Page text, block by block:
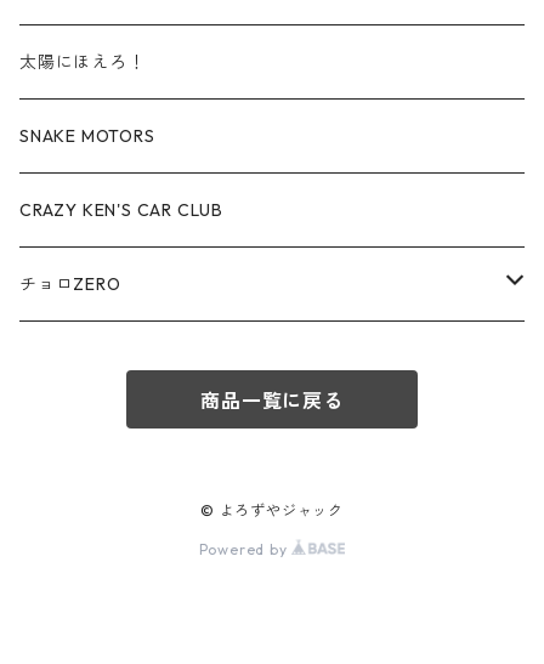
レクサス / LEXUS
アウディ / Audi
ロータス / LOTUS
三菱ふそう/ MITSUBISHI FUSO
赤箱 - 絶版（廃盤）トミカ No.60-69
赤箱 - 絶版（廃盤）トミカ No.70-79
赤箱 - 絶版（廃盤）トミカ No.110-119
TLV - No. LV-60-69
TLV - No. LV-70-79
TLV - No. LV-110-119
TLVN - No. LV-60-69
TLVN - No. LV-70-79
太陽にほえろ！
SNAKE MOTORS
CRAZY KEN'S CAR CLUB
チョロZERO
チョロQZERO - No. Z-00-09
あぶない刑事
商品一覧に戻る
© よろずやジャック
Powered by